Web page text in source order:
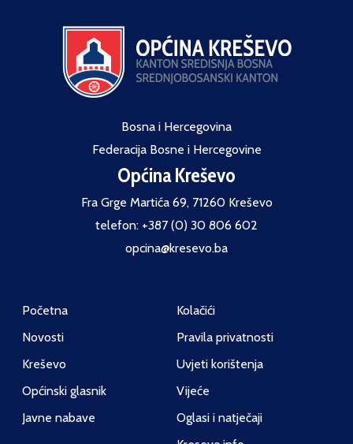
Bosna i Hercegovina
Federacija Bosne i Hercegovine
Općina Kreševo
Fra Grge Martića 69, 71260 Kreševo
telefon: +387 (0) 30 806 602
opcina@kresevo.ba
Početna
Novosti
Kreševo
Općinski glasnik
Javne nabave
Kolačići
Pravila privatnosti
Uvjeti korištenja
Vijeće
Oglasi i natječaji